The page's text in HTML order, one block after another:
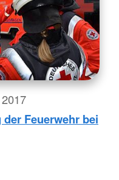
Feuerwehr bei